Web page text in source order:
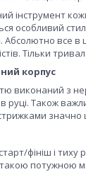
інструмент
особливий
Абсолютно все
Тільки
корпус
виконаний з
Також
значно
фініш і тиху
такою потужною